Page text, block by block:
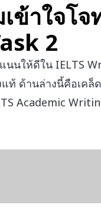
ข้าใจโจ
2
นนให้ดีใน IELTS
แท้ ด้านล่างนี้คือเค
Academic